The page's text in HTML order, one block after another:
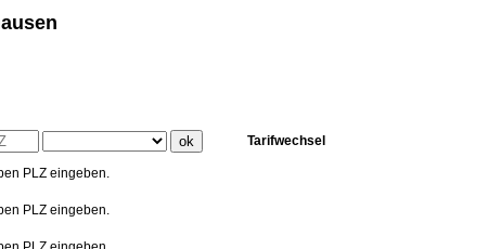
Tarifwechsel
PLZ eingeben.
PLZ eingeben.